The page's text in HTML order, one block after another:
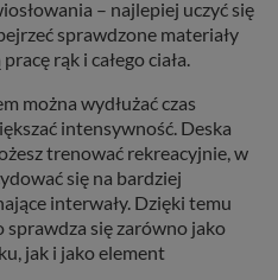
– najlepiej uczyć się
sprawdzone materiały
rąk i całego ciała.
można wydłużać czas
intensywność. Deska
trenować rekreacyjnie, w
się na bardziej
interwały. Dzięki temu
sprawdza się zarówno jako
jak i jako element